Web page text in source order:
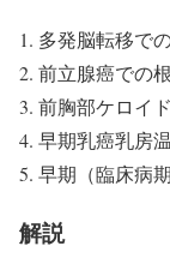
多発脳転移で
前立腺癌での
前胸部ケロイ
早期乳癌乳房
早期（臨床病
解説